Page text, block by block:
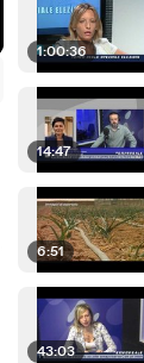
1:00:36
14:47
6:51
43:03